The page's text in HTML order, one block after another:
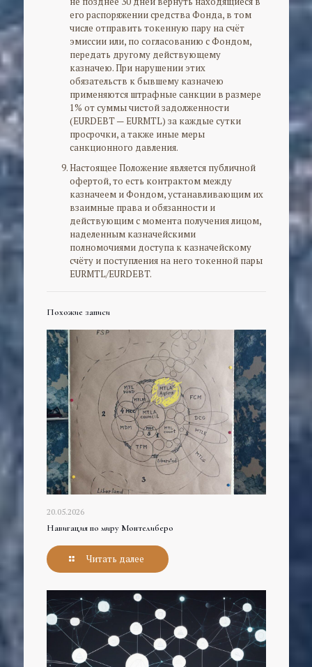
его распоряжении средства Фонда, в том
числе отправить токенную пару на счёт
эмиссии или, по согласованию с Фондом,
передать другому действующему
казначею. При нарушении этих
обязательств к бывшему казначею
применяются штрафные санкции в размере
1% от суммы чистой задолженности
(EURDEBT — EURMTL) за каждые сутки
просрочки, а также иные меры
санкционного давления.
Настоящее Положение является публичной
офертой, то есть контрактом между
казначеем и Фондом, устанавливающим их
взаимные права и обязанности и
действующим с момента получения лицом,
наделенным казначейскими
полномочиями доступа к казначейскому
счёту и поступления на него токенной пары
EURMTL/EURDEBT.
Похожие записи
20.05.2026
Навигация по миру Монтелиберо
Читать далее